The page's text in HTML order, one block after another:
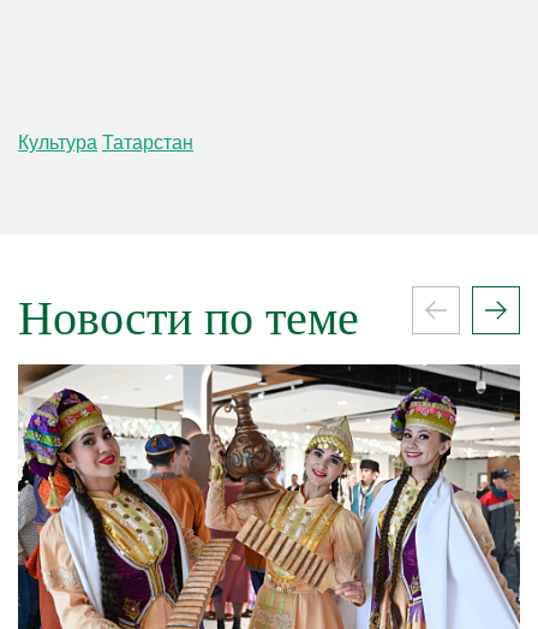
Культура Татарстан
Новости по теме